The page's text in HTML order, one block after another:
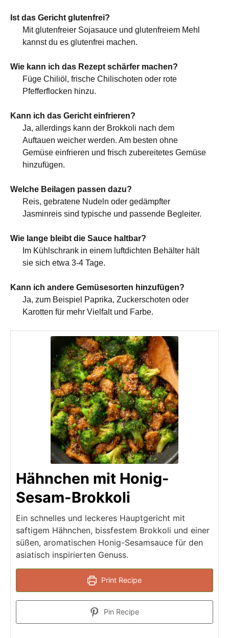
Ist das Gericht glutenfrei?
Mit glutenfreier Sojasauce und glutenfreiem Mehl
kannst du es glutenfrei machen.
Wie kann ich das Rezept schärfer machen?
Füge Chiliöl, frische Chilischoten oder rote
Pfefferflocken hinzu.
Kann ich das Gericht einfrieren?
Ja, allerdings kann der Brokkoli nach dem
Auftauen weicher werden. Am besten ohne
Gemüse einfrieren und frisch zubereitetes Gemüse
hinzufügen.
Welche Beilagen passen dazu?
Reis, gebratene Nudeln oder gedämpfter
Jasminreis sind typische und passende Begleiter.
Wie lange bleibt die Sauce haltbar?
Im Kühlschrank in einem luftdichten Behälter hält
sie sich etwa 3-4 Tage.
Kann ich andere Gemüsesorten hinzufügen?
Ja, zum Beispiel Paprika, Zuckerschoten oder
Karotten für mehr Vielfalt und Farbe.
Hähnchen mit Honig-
Sesam-Brokkoli
Ein schnelles und leckeres Hauptgericht mit
saftigem Hähnchen, bissfestem Brokkoli und einer
süßen, aromatischen Honig-Sesamsauce für den
asiatisch inspirierten Genuss.
Print Recipe
Pin Recipe